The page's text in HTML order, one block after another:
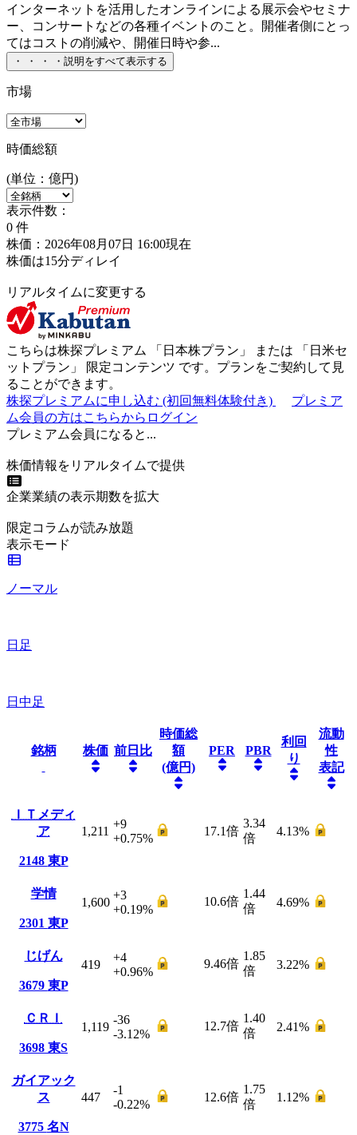
インターネットを活用したオンラインによる展示会やセミナ
ー、コンサートなどの各種イベントのこと。開催者側にとっ
てはコストの削減や、開催日時や参...
・ ・ ・ ・ 説明をすべて表示する
市場
時価総額
(単位：億円)
表示件数：
0 件
株価：2026年08月07日 16:00現在
株価は15分ディレイ
リアルタイムに変更する
こちらは株探プレミアム 「 日本株プラン 」 または 「 日米セ
ットプラン 」 限定コンテンツ です。プランをご契約して見
ることができます。
株探プレミアムに申し込む (初回無料体験付き)
プレミア
ム会員の方はこちらからログイン
プレミアム会員になると...
株価情報をリアルタイムで提供
企業業績の表示期数を拡大
限定コラムが読み放題
表示モード
ノーマル
日足
日中足
銘柄 株価 前日比
時価総
額
(億円)
PER PBR
利回
り
流動
性
表記
ＩＴメディ
ア
2148 東P
1,211
+9
+0.75%
17.1倍
3.34
倍
4.13%
学情
2301 東P
1,600
+3
+0.19%
10.6倍
1.44
倍
4.69%
じげん
3679 東P
419
+4
+0.96%
9.46倍
1.85
倍
3.22%
ＣＲＩ
3698 東S
1,119
-36
-3.12%
12.7倍
1.40
倍
2.41%
ガイアック
ス
3775 名N
447
-1
-0.22%
12.6倍
1.75
倍
1.12%